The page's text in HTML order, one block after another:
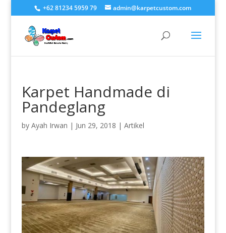
+62 81234 5959 79 admin@karpetcustom.com
Karpet Handmade di
Pandeglang
by Ayah Irwan | Jun 29, 2018 | Artikel